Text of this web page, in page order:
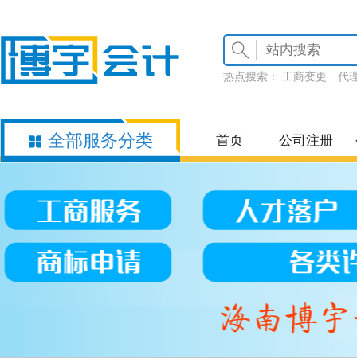
热点搜索： 工商变更 代
全部服务分类 首页 公司注册